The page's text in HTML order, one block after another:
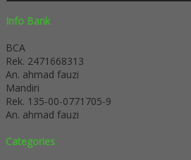
Info Bank
BCA
Rek. 2471668313
An. ahmad fauzi
Mandiri
Rek. 135-00-0771705-9
An. ahmad fauzi
Categories